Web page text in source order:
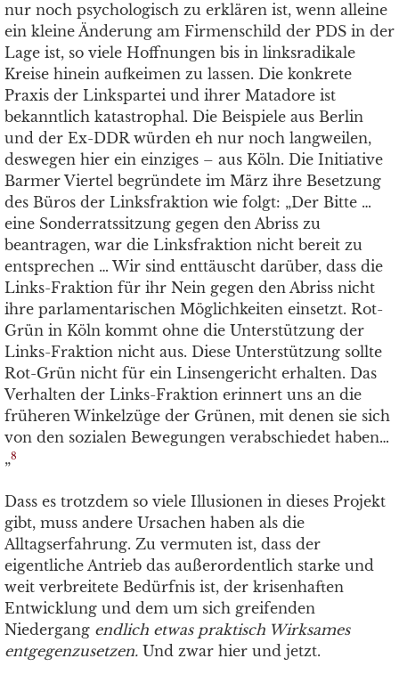
nur noch psychologisch zu erklären ist, wenn alleine
ein kleine Änderung am Firmenschild der PDS in der
Lage ist, so viele Hoffnungen bis in linksradikale
Kreise hinein aufkeimen zu lassen. Die konkrete
Praxis der Linkspartei und ihrer Matadore ist
bekanntlich katastrophal. Die Beispiele aus Berlin
und der Ex-DDR würden eh nur noch langweilen,
deswegen hier ein einziges – aus Köln. Die Initiative
Barmer Viertel begründete im März ihre Besetzung
des Büros der Linksfraktion wie folgt: „Der Bitte …
eine Sonderratssitzung gegen den Abriss zu
beantragen, war die Linksfraktion nicht bereit zu
entsprechen … Wir sind enttäuscht darüber, dass die
Links-Fraktion für ihr Nein gegen den Abriss nicht
ihre parlamentarischen Möglichkeiten einsetzt. Rot-
Grün in Köln kommt ohne die Unterstützung der
Links-Fraktion nicht aus. Diese Unterstützung sollte
Rot-Grün nicht für ein Linsengericht erhalten. Das
Verhalten der Links-Fraktion erinnert uns an die
früheren Winkelzüge der Grünen, mit denen sie sich
von den sozialen Bewegungen verabschiedet haben…
„8
Dass es trotzdem so viele Illusionen in dieses Projekt
gibt, muss andere Ursachen haben als die
Alltagserfahrung. Zu vermuten ist, dass der
eigentliche Antrieb das außerordentlich starke und
weit verbreitete Bedürfnis ist, der krisenhaften
Entwicklung und dem um sich greifenden
Niedergang endlich etwas praktisch Wirksames
entgegenzusetzen. Und zwar hier und jetzt.